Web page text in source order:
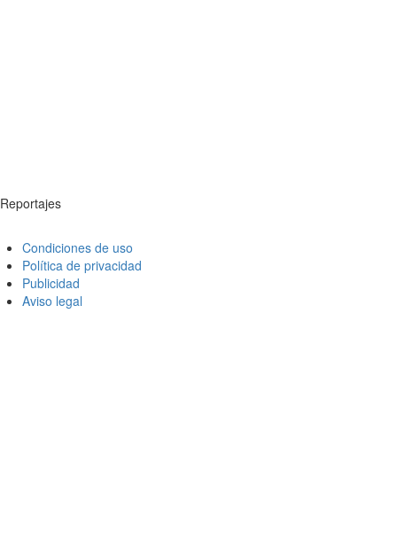
Reportajes
Condiciones de uso
Política de privacidad
Publicidad
Aviso legal